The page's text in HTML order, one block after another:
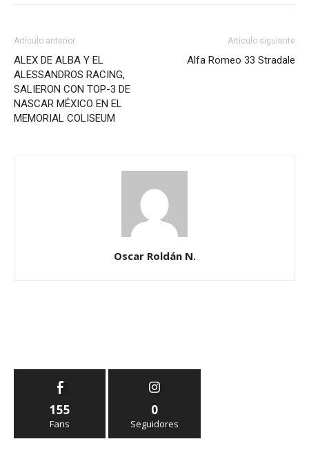
Artículo anterior
ALEX DE ALBA Y EL
ALESSANDROS RACING,
SALIERON CON TOP-3 DE
NASCAR MÉXICO EN EL
MEMORIAL COLISEUM
Artículo siguiente
Alfa Romeo 33 Stradale
Oscar Roldán N.
155
Fans
0
Seguidores